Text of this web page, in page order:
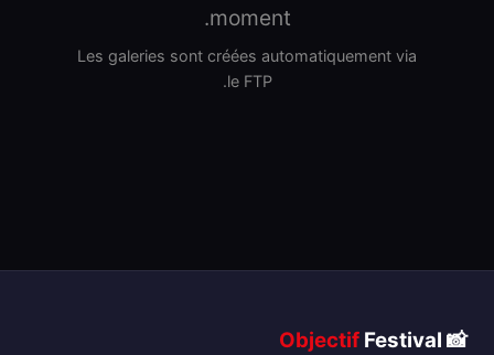
moment.
Les galeries sont créées automatiquement via
le FTP.
📸
Objectif Festival